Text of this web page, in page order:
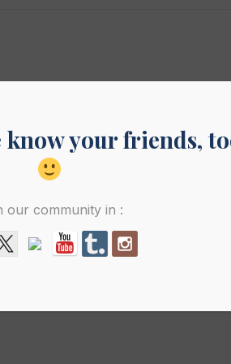
know your friends,
our community in :